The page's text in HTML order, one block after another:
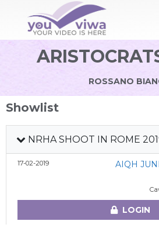
ROSSANO
Showlist
NRHA SHOOT IN ROME
17-02-2019 AIQH
LOGIN